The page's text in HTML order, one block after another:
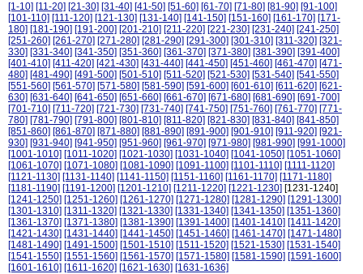
[1-10] [11-20] [21-30] [31-40] [41-50] [51-60] [61-70] [71-80] [81-90] [91-100]
[101-110] [111-120] [121-130] [131-140] [141-150] [151-160] [161-170] [171-
180] [181-190] [191-200] [201-210] [211-220] [221-230] [231-240] [241-250]
[251-260] [261-270] [271-280] [281-290] [291-300] [301-310] [311-320] [321-
330] [331-340] [341-350] [351-360] [361-370] [371-380] [381-390] [391-400]
[401-410] [411-420] [421-430] [431-440] [441-450] [451-460] [461-470] [471-
480] [481-490] [491-500] [501-510] [511-520] [521-530] [531-540] [541-550]
[551-560] [561-570] [571-580] [581-590] [591-600] [601-610] [611-620] [621-
630] [631-640] [641-650] [651-660] [661-670] [671-680] [681-690] [691-700]
[701-710] [711-720] [721-730] [731-740] [741-750] [751-760] [761-770] [771-
780] [781-790] [791-800] [801-810] [811-820] [821-830] [831-840] [841-850]
[851-860] [861-870] [871-880] [881-890] [891-900] [901-910] [911-920] [921-
930] [931-940] [941-950] [951-960] [961-970] [971-980] [981-990] [991-1000]
[1001-1010] [1011-1020] [1021-1030] [1031-1040] [1041-1050] [1051-1060]
[1061-1070] [1071-1080] [1081-1090] [1091-1100] [1101-1110] [1111-1120]
[1121-1130] [1131-1140] [1141-1150] [1151-1160] [1161-1170] [1171-1180]
[1181-1190] [1191-1200] [1201-1210] [1211-1220] [1221-1230] [1231-1240]
[1241-1250] [1251-1260] [1261-1270] [1271-1280] [1281-1290] [1291-1300]
[1301-1310] [1311-1320] [1321-1330] [1331-1340] [1341-1350] [1351-1360]
[1361-1370] [1371-1380] [1381-1390] [1391-1400] [1401-1410] [1411-1420]
[1421-1430] [1431-1440] [1441-1450] [1451-1460] [1461-1470] [1471-1480]
[1481-1490] [1491-1500] [1501-1510] [1511-1520] [1521-1530] [1531-1540]
[1541-1550] [1551-1560] [1561-1570] [1571-1580] [1581-1590] [1591-1600]
[1601-1610] [1611-1620] [1621-1630] [1631-1636]